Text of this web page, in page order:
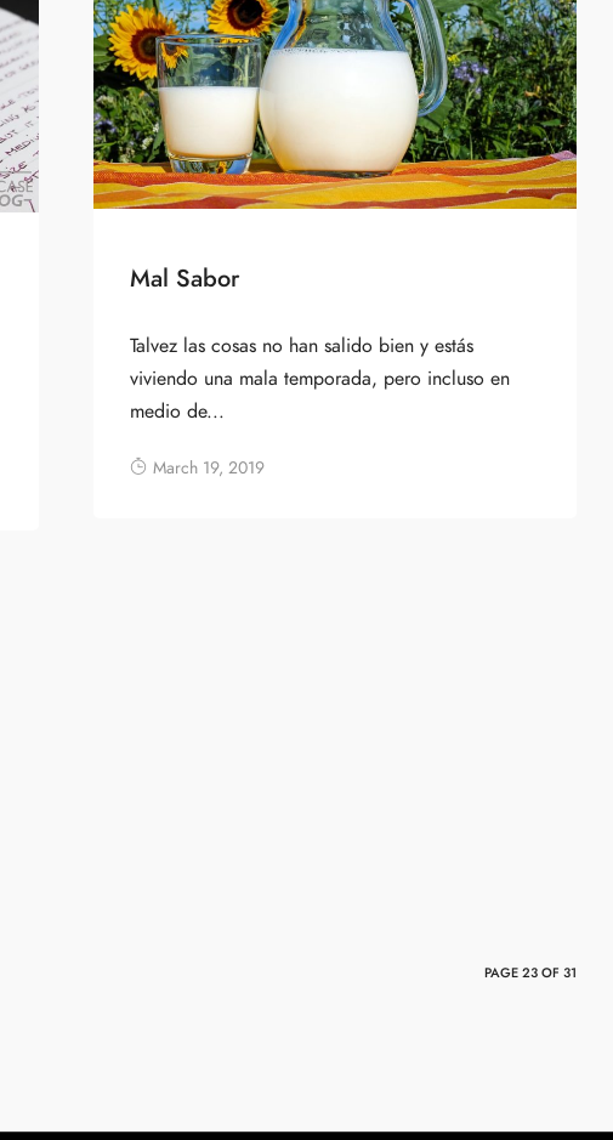
Mal Sabor
Talvez las cosas no han salido bien y estás
viviendo una mala temporada, pero incluso en
medio de...
March 19, 2019
PAGE 23 OF 31